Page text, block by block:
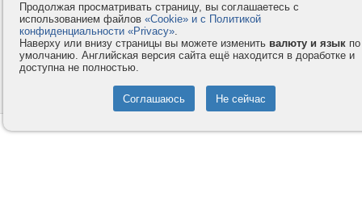
Контакты
Компания
Privacy и Cookie
Услуги
Как оплатить
Помощь
© 2008-2026
- Все права защищены.
Продолжая просматривать страницу, вы соглашаетесь с
использованием файлов «Cookie» и с Политикой
конфиденциальности «Privacy».
Наверху или внизу страницы вы можете изменить валюту и язык по
умолчанию. Английская версия сайта ещё находится в доработке и
доступна не полностью.